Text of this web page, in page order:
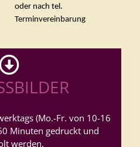
oder nach tel.
Terminvereinbarung
(Mo.-Fr. von 10-16
Minuten gedruckt und
werden.